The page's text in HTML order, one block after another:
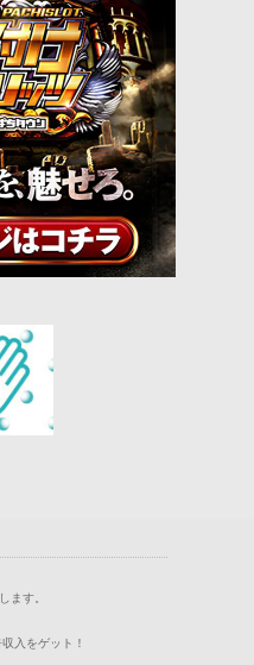
ます。
入をゲット！